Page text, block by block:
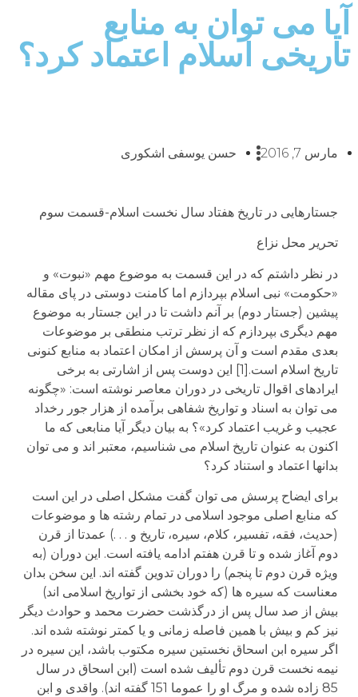
آیا می توان به منابع
تاریخی اسلام اعتماد کرد؟
مارس 7, 2016 حسن یوسفی اشکوری
جستارهایی در تاریخ هفتاد سال نخست اسلام-قسمت سوم
تحریر محل نزاع
در نظر داشتم که در این قسمت به موضوع مهم «نبوت» و
«حکومت» نبی اسلام بپردازم اما کامنت دوستی در پای مقاله
پیشین (جستار دوم) بر آنم داشت تا در این جستار به موضوع
مهم دیگری بپردازم که از نظر ترتب منطقی بر موضوعات
بعدی مقدم است و آن پرسش از امکان اعتماد به منابع کنونی
تاریخ اسلام است.[1] این دوست پس از اشارتی به برخی
ایرادهای اقوال تاریخی در دوران معاصر نوشته است: «چگونه
می توان به اسناد و تواریخ شفاهی برآمده از هزار جور رخداد
عجیب و غریب اعتماد کرد»؟ به بیان دیگر آیا منابعی که ما
اکنون به عنوان تاریخ اسلام می شناسیم، معتبر اند و می توان
بدانها اعتماد و استناد کرد؟
برای ایضاح پرسش می توان گفت مشکل اصلی در این است
که منابع اصلی موجود اسلامی در تمام رشته ها و موضوعات
(حدیث، فقه، تفسیر، کلام، سیره، تاریخ و . . .) عمدتا از قرن
دوم آغاز شده و تا قرن هفتم ادامه یافته است. این دوران (به
ویژه قرن دوم تا پنجم) را دوران تدوین گفته اند. این سخن بدان
معناست که سیره ها (که خود بخشی از تواریخ اسلامی اند)
بیش از صد سال پس از درگذشت حضرت محمد و حوادث دیگر
نیز کم و بیش با همین فاصله زمانی و یا کمتر نوشته شده اند.
اگر سیره ابن اسحاق نخستین سیره مکتوب باشد، این سیره در
نیمه نخست قرن دوم تألیف شده است (ابن اسحاق در سال
85 زاده شده و مرگ او را عموما 151 گفته اند). واقدی و ابن